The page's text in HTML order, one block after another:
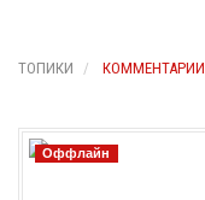
ТОПИКИ КОММЕНТАРИИ
Оффлайн